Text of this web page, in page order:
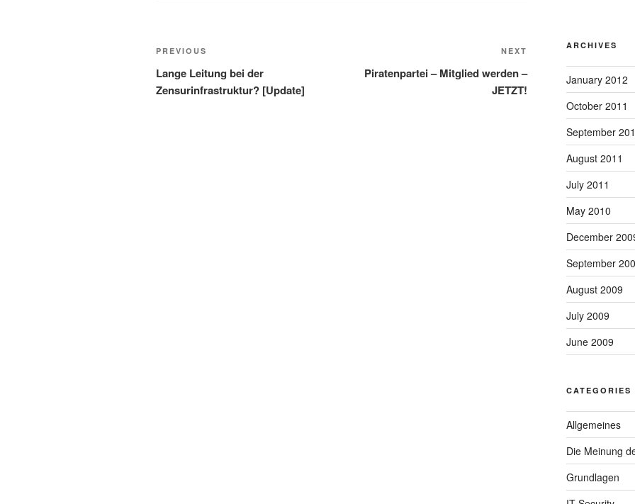
Post
navigation
Previous
Post
PREVIOUS
Lange Leitung bei der
Zensurinfrastruktur? [Update]
Post
NEXT
Piratenpartei – Mitglied werden –
JETZT!
ARCHIVES
January 2012
October 2011
September
August 2011
July 2011
May 2010
December
September
August 2009
July 2009
June 2009
CATEGORIES
Allgemeines
Die Meinung
Grundlagen